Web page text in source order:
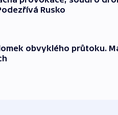
Rusko
obvyklého průtoku.